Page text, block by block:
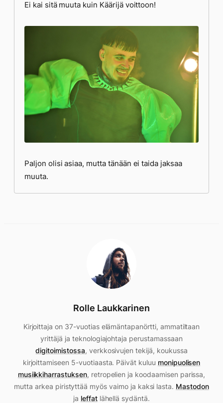
Ei kai sitä muuta kuin Käärijä voittoon!
Paljon olisi asiaa, mutta tänään ei taida jaksaa
muuta.
Rolle Laukkarinen
Kirjoittaja on 37-vuotias elämäntapanörtti, ammatiltaan
yrittäjä ja teknologiajohtaja perustamassaan
digitoimistossa, verkkosivujen tekijä, koukussa
kirjoittamiseen 5-vuotiaasta. Päivät kuluu monipuolisen
musiikkiharrastuksen, retropelien ja koodaamisen parissa,
mutta arkea piristyttää myös vaimo ja kaksi lasta. Mastodon
ja leffatlähellä sydäntä.